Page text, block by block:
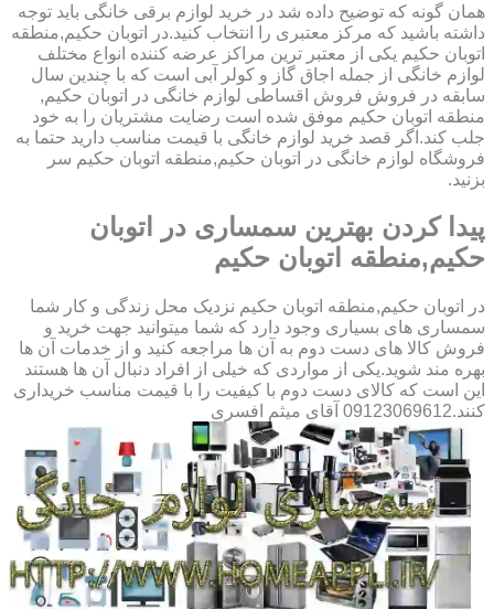
همان گونه که توضیح داده شد در خرید لوازم برقی خانگی باید توجه
داشته باشید که مرکز معتبری را انتخاب کنید.در اتوبان حکیم,منطقه
اتوبان حکیم یکی از معتبر ترین مراکز عرضه کننده انواع مختلف
لوازم خانگی از جمله اجاق گاز و کولر آبی است که با چندین سال
سابقه در فروش فروش اقساطی لوازم خانگی در اتوبان حکیم,
منطقه اتوبان حکیم موفق شده است رضایت مشتریان را به خود
جلب کند.اگر قصد خرید لوازم خانگی با قیمت مناسب دارید حتما به
فروشگاه لوازم خانگی در اتوبان حکیم,منطقه اتوبان حکیم سر
بزنید.
پیدا کردن بهترین سمساری در اتوبان
حکیم,منطقه اتوبان حکیم
در اتوبان حکیم,منطقه اتوبان حکیم نزدیک محل زندگی و کار شما
سمساری های بسیاری وجود دارد که شما میتوانید جهت خرید و
فروش کالا های دست دوم به آن ها مراجعه کنید و از خدمات آن ها
بهره مند شوید.یکی از مواردی که خیلی از افراد دنبال آن ها هستند
این است که کالای دست دوم با کیفیت را با قیمت مناسب خریداری
کنند.09123069612 آقای میثم افسری